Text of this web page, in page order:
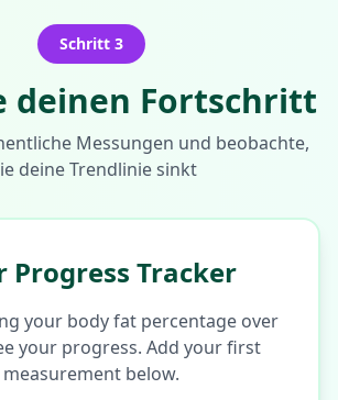
Schritt 3
deinen Fortschritt
Messungen und beobachte,
deine Trendlinie sinkt
Progress Tracker
your body fat percentage over
your progress. Add your first
measurement below.